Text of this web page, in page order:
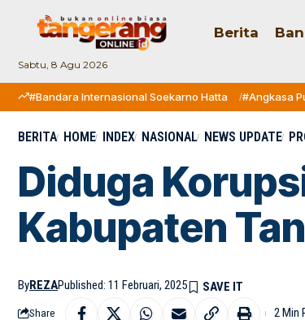
Sabtu, 8 Agu 2026
Berita
#Bandara Internasional Soekarno Hatta #Angkasa
BERITA HOME INDEX NASIONAL NEWS UPDATE
Diduga
Kabupaten
ByREZAPublished: 11 Februari, 2025
Share 2 Min